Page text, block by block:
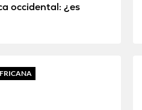
occidental: ¿es